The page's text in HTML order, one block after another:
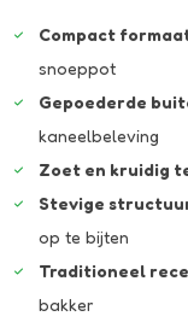
Compact
snoeppot
Gepoederde
kaneelbeleving
Zoet en kruidig
Stevige
op te bijten
Traditioneel
bakker